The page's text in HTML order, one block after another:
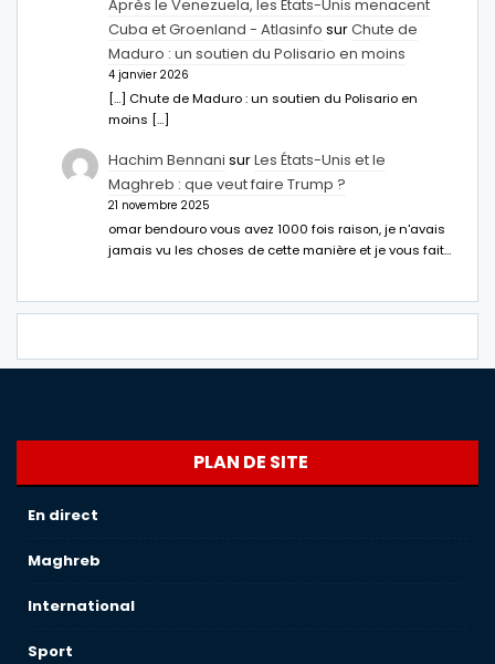
Après le Venezuela, les États-Unis menacent
Cuba et Groenland - Atlasinfo surChute de
Maduro : un soutien du Polisario en moins
4 janvier 2026
[…] Chute de Maduro : un soutien du Polisario en
moins […]
Hachim Bennani surLes États-Unis et le
Maghreb : que veut faire Trump ?
21 novembre 2025
omar bendouro vous avez 1000 fois raison, je n'avais
jamais vu les choses de cette manière et je vous fait…
PLAN DE SITE
En direct
Maghreb
International
Sport